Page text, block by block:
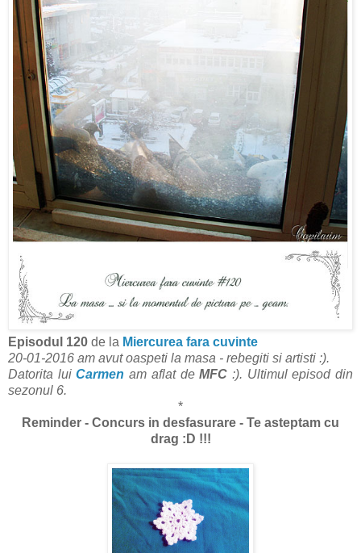
Episodul 120 de la Miercurea fara cuvinte
20-01-2016 am avut oaspeti la masa - rebegiti si artisti :).
Datorita lui Carmen am aflat deMFC :). Ultimul episod din
sezonul 6.
*
Reminder - Concurs in desfasurare - Te asteptam cu
drag :D !!!